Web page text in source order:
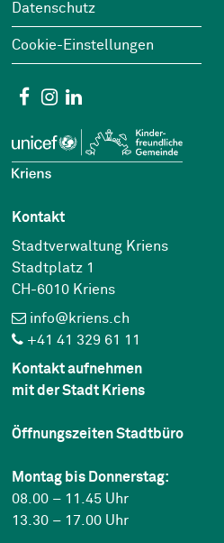
Datenschutz
Cookie-Einstellungen
Social Media
Facebook
Instagram
Kontakt
Stadtverwaltung Kriens
Stadtplatz 1
CH-6010 Kriens
info@kriens.ch
+41 41 329 61 11
Kontakt aufnehmen
mit der Stadt Kriens
Öffnungszeiten Stadtbüro
Montag bis Donnerstag:
08.00 – 11.45 Uhr
13.30 – 17.00 Uhr